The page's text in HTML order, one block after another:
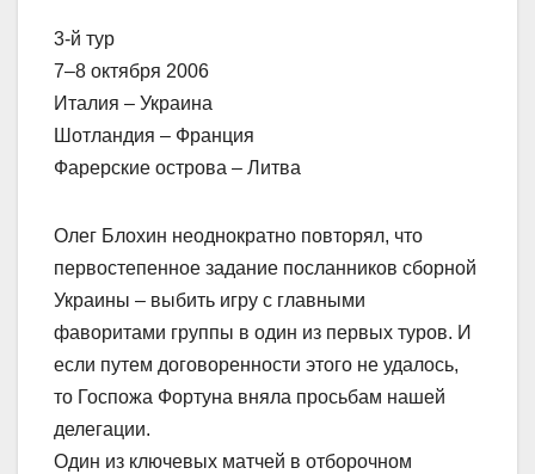
3-й тур
7–8 октября 2006
Италия – Украина
Шотландия – Франция
Фарерские острова – Литва
Олег Блохин неоднократно повторял, что
первостепенное задание посланников сборной
Украины – выбить игру с главными
фаворитами группы в один из первых туров. И
если путем договоренности этого не удалось,
то Госпожа Фортуна вняла просьбам нашей
делегации.
Один из ключевых матчей в отборочном